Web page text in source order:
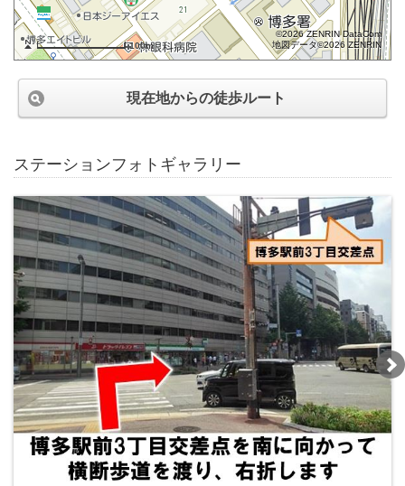
100m
©2026 ZENRIN DataCom
地図データ©2026 ZENRIN
現在地からの徒歩ルート
ステーションフォトギャラリー